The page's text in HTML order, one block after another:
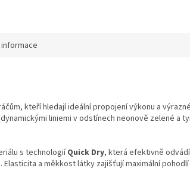
kteří hledají ideální propojení výkonu a
liniemi v odstínech neonově zelené a
s technologiíQuick Dry, která efektivně
a měkkost látky zajišťují maximální